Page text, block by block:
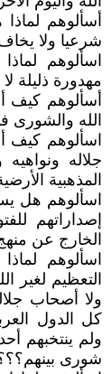
أسألوهم
شرعيا ولا
اسألوهم
مهدورة ذليلة
أسألوهم كيف
الله والشورى
اسألوهم كيف
جلاله
المذهبية
اسألوهم هل
إصداراتهم
الخارج عن
اسألوهم
التعظيم لغير
ولا أصحاب
كل الدول
ولم ينتخبهم
شورى